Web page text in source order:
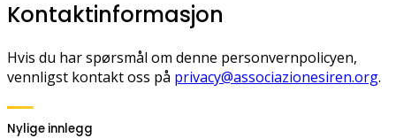
Kontaktinformasjon
Hvis du har spørsmål om denne personvernpolicyen,
vennligst kontakt oss på privacy@associazionesiren.org.
Nylige innlegg